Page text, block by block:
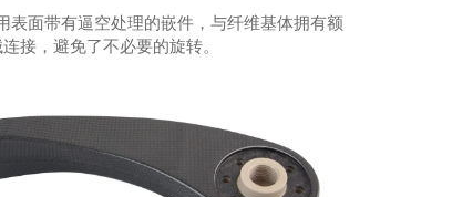
表面带有逼空处理的嵌件，与纤维基体拥有额
接，避免了不必要的旋转。